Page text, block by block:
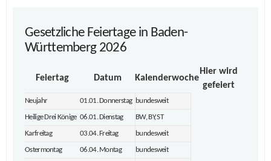
Gesetzliche Feiertage in Baden-
Württemberg 2026
Feiertag Datum Kalenderwoche
Hier wird
gefeiert
Neujahr 01.01. Donnerstag bundesweit
Heilige Drei Könige 06.01. Dienstag BW, BY, ST
Karfreitag 03.04. Freitag bundesweit
Ostermontag 06.04. Montag bundesweit